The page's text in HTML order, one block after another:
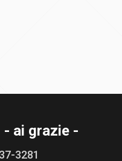
ai grazie -
3281